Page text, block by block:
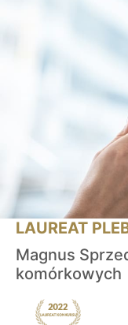
LAUREAT
Magnus
komórkowych